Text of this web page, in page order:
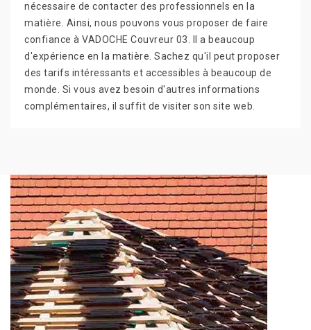
nécessaire de contacter des professionnels en la
matière. Ainsi, nous pouvons vous proposer de faire
confiance à VADOCHE Couvreur 03. Il a beaucoup
d'expérience en la matière. Sachez qu'il peut proposer
des tarifs intéressants et accessibles à beaucoup de
monde. Si vous avez besoin d'autres informations
complémentaires, il suffit de visiter son site web.